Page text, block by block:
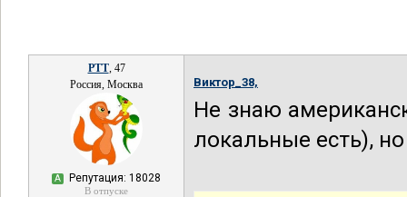
РТТ, 47
Россия, Москва
А Репутация: 18028
В отпуске
Виктор_38,
Не знаю
локальные есть),